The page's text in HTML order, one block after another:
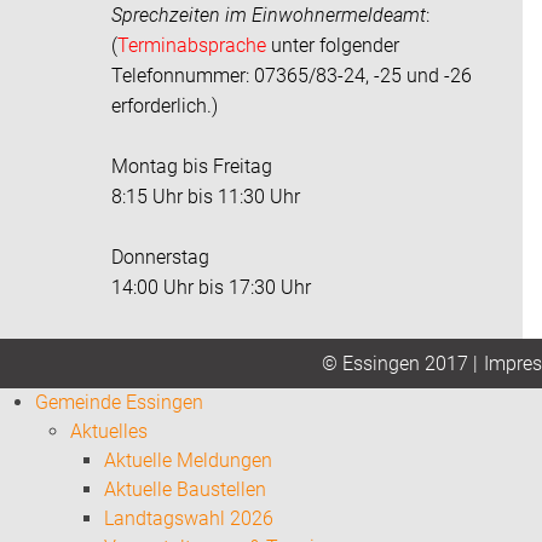
Sprechzeiten im Einwohnermeldeamt:
(Terminabsprache unter folgender
Telefonnummer: 07365/83-24, -25 und -26
erforderlich.)
Montag bis Freitag
8:15 Uhr bis 11:30 Uhr
Donnerstag
14:00 Uhr bis 17:30 Uhr
© Essingen 2017 |
Gemeinde Essingen
Aktuelles
Aktuelle Meldungen
Aktuelle Baustellen
Landtagswahl 2026